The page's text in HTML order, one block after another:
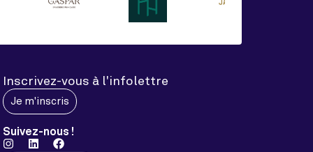
Inscrivez-vous à l'infolettre
Je m'inscris
Suivez-nous !